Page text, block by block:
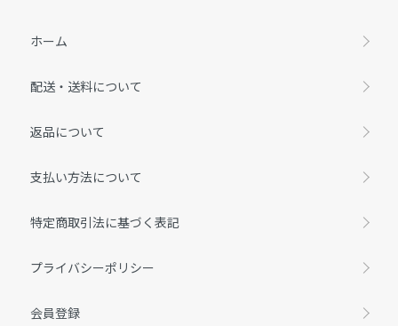
ホーム
配送・送料について
返品について
支払い方法について
特定商取引法に基づく表記
プライバシーポリシー
会員登録